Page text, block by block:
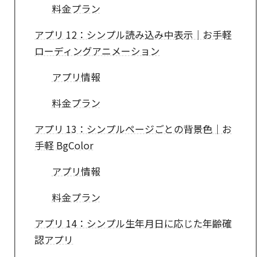
料金プラン
アプリ 12：シンプル読み込み中表示｜お手軽
ローディングアニメーション
アプリ情報
料金プラン
アプリ 13：シンプルページごとの背景色｜お
手軽 BgColor
アプリ情報
料金プラン
アプリ 14：シンプル生年月日に応じた年齢確
認アプリ